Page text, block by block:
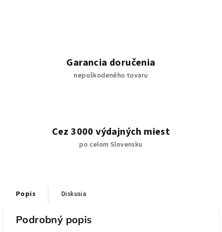
Garancia doručenia
nepoškodeného tovaru
Cez 3000 výdajných miest
po celom Slovensku
Popis Diskusia
Podrobný popis